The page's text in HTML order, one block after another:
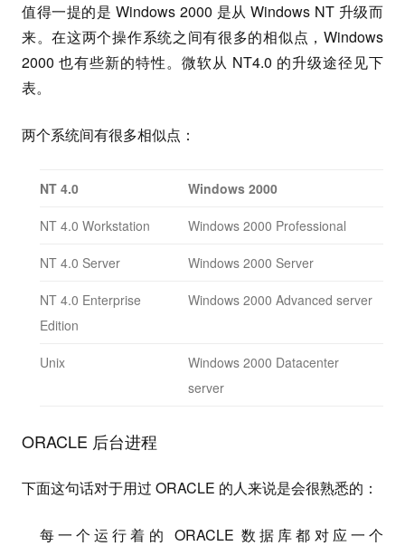
值得一提的是 Windows 2000 是从 Windows NT 升级而
来。在这两个操作系统之间有很多的相似点，Windows
2000 也有些新的特性。微软从 NT4.0 的升级途径见下
表。
两个系统间有很多相似点：
NT 4.0 Windows 2000
NT 4.0 Workstation Windows 2000 Professional
NT 4.0 Server Windows 2000 Server
NT 4.0 Enterprise
Edition
Windows 2000 Advanced server
Unix
Windows 2000 Datacenter
server
ORACLE 后台进程
下面这句话对于用过 ORACLE 的人来说是会很熟悉的：
每一个运行着的 ORACLE 数据库都对应一个